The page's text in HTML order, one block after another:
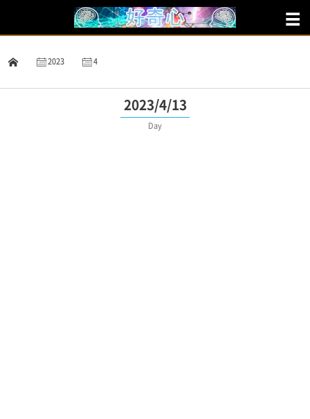
2023 4
2023/4/13
Day